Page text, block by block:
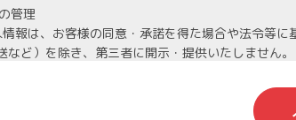
管理
報は、お客様の同意・承諾を得た場合や法令等
など）を除き、第三者に開示・提供いたしません。